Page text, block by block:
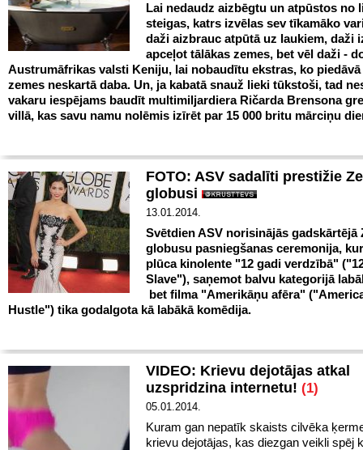
Lai nedaudz aizbēgtu un atpūstos no
steigas, katrs izvēlas sev tīkamāko
daži aizbrauc atpūtā uz laukiem, daži
apceļot tālākas zemes, bet vēl daži -
Austrumāfrikas valsti Keniju, lai nobaudītu ekstras, ko piedāvā
zemes neskartā daba. Un, ja kabatā snauž lieki tūkstoši, tad
vakaru iespējams baudīt multimiljardiera Ričarda Brensona
villā, kas savu namu nolēmis izīrēt par 15 000 britu mārciņu
FOTO: ASV sadalīti prestižie
globusi
13.01.2014.
Svētdien ASV norisinājās gadskārtējā
globusu pasniegšanas ceremonija,
plūca kinolente "12 gadi verdzībā"
Slave"), saņemot balvu kategorijā
bet filma "Amerikāņu afēra"
Hustle") tika godalgota kā labākā komēdija.
VIDEO: Krievu dejotājas atkal
uzspridzina internetu! (1)
05.01.2014.
Kuram gan nepatīk skaists cilvēka
krievu dejotājas, kas diezgan veikli spēj